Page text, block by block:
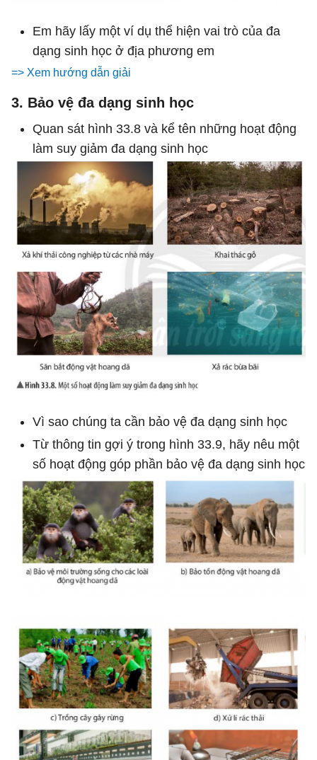
Em hãy lấy một ví dụ thể hiện vai trò của đa
dạng sinh học ở địa phương em
=> Xem hướng dẫn giải
3. Bảo vệ đa dạng sinh học
Quan sát hình 33.8 và kể tên những hoạt động
làm suy giảm đa dạng sinh học
Vì sao chúng ta cần bảo vệ đa dạng sinh học
Từ thông tin gợi ý trong hình 33.9, hãy nêu một
số hoạt động góp phần bảo vệ đa dạng sinh học